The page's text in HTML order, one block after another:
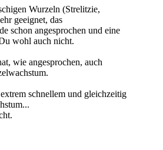
Wurzeln (Strelitzie,
geeignet, das
schon angesprochen und eine
wohl auch nicht.
wie angesprochen, auch
schnellem und gleichzeitig